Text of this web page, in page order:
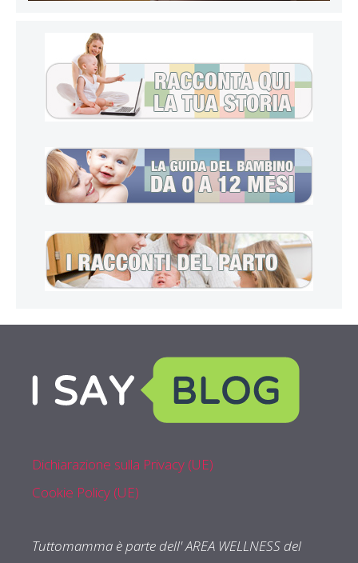
Dichiarazione sulla Privacy (UE)
Cookie Policy (UE)
Tuttomamma è parte dell' AREA WELLNESS del